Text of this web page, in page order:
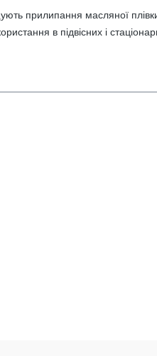
прилипання масляної плівки
в підвісних і